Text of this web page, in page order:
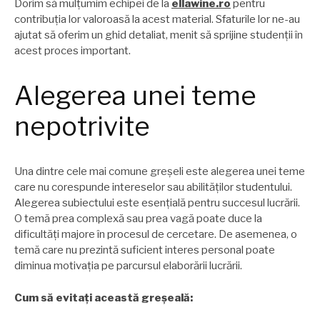
Dorim să mulțumim echipei de la ellawine.ro pentru
contribuția lor valoroasă la acest material. Sfaturile lor ne-au
ajutat să oferim un ghid detaliat, menit să sprijine studenții în
acest proces important.
Alegerea unei teme
nepotrivite
Una dintre cele mai comune greșeli este alegerea unei teme
care nu corespunde intereselor sau abilităților studentului.
Alegerea subiectului este esențială pentru succesul lucrării.
O temă prea complexă sau prea vagă poate duce la
dificultăți majore în procesul de cercetare. De asemenea, o
temă care nu prezintă suficient interes personal poate
diminua motivația pe parcursul elaborării lucrării.
Cum să evitați această greșeală: